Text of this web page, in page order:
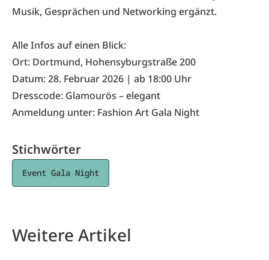
Musik, Gesprächen und Networking ergänzt.
Alle Infos auf einen Blick:
Ort: Dortmund, Hohensyburgstraße 200
Datum: 28. Februar 2026 | ab 18:00 Uhr
Dresscode: Glamourös – elegant
Anmeldung unter: Fashion Art Gala Night
Stichwörter
Event Gala Night
Weitere Artikel